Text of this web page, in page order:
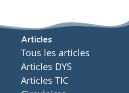
Articles
Tous les articles
Articles DYS
Articles TIC